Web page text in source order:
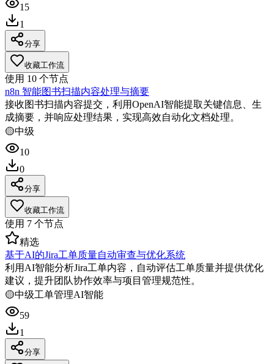
15
1
分享
收藏工作流
使用 10 个节点
n8n 智能图书扫描内容处理与摘要
接收图书扫描内容提交，利用OpenAI智能提取关键信息、生
成摘要，并响应处理结果，实现高效自动化文档处理。
🟡中级
10
0
分享
收藏工作流
使用 7 个节点
精选
基于AI的Jira工单质量自动审查与优化系统
利用AI智能分析Jira工单内容，自动评估工单质量并提供优化
建议，提升团队协作效率与项目管理规范性。
🟡中级工单管理AI智能
59
1
分享